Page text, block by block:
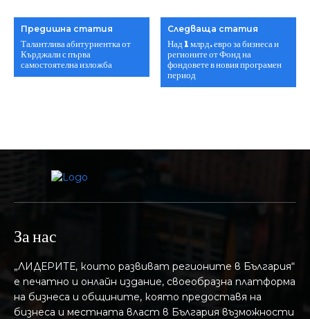
Предишна статия
Талантлива абитуриентка от
Кърджали с първа
самостоятелна изложба
Следваща статия
Над 1 млрд. евро за бизнеса и
регионите от Фонд на
фондовете в новия програмен
период
За нас
„ЛИДЕРИТЕ, които развиват регионите в България“
е печатно и онлайн издание, своеобразна платформа
на бизнеса и общините, която предоставя на
бизнесa и местната власт в България възможности